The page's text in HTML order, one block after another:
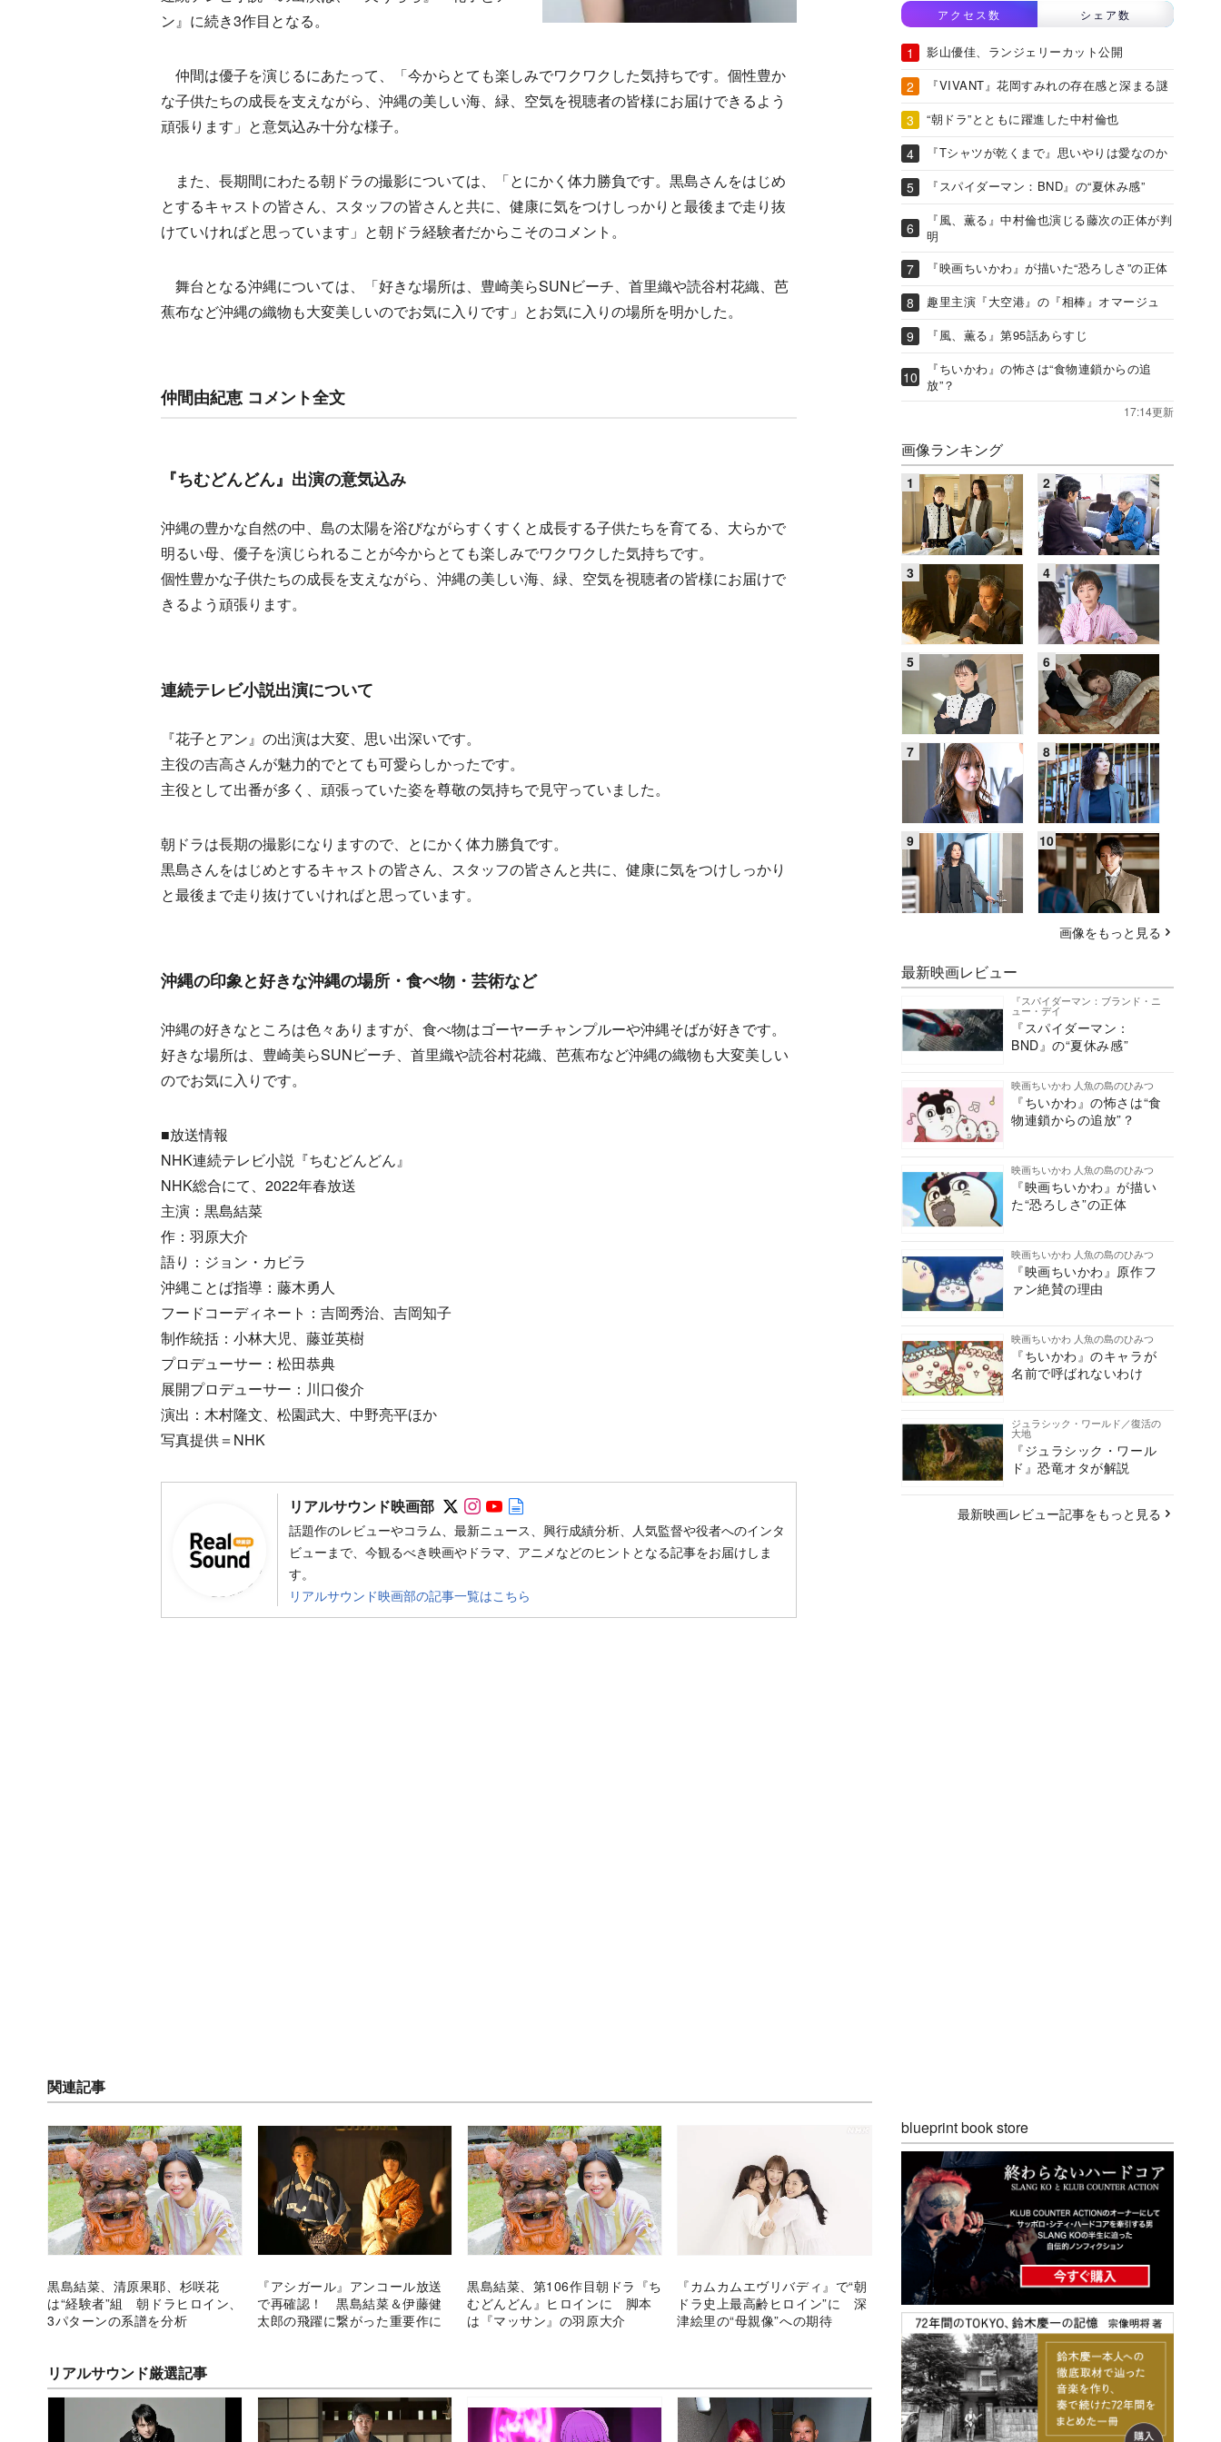
ン』に続き3作目となる。
仲間は優子を演じるにあたって、「今からとても楽しみでワクワクした気持ちです。個性豊か
な子供たちの成長を支えながら、沖縄の美しい海、緑、空気を視聴者の皆様にお届けできるよう
頑張ります」と意気込み十分な様子。
また、長期間にわたる朝ドラの撮影については、「とにかく体力勝負です。黒島さんをはじめ
とするキャストの皆さん、スタッフの皆さんと共に、健康に気をつけしっかりと最後まで走り抜
けていければと思っています」と朝ドラ経験者だからこそのコメント。
舞台となる沖縄については、「好きな場所は、豊崎美らSUNビーチ、首里織や読谷村花織、芭
蕉布など沖縄の織物も大変美しいのでお気に入りです」とお気に入りの場所を明かした。
仲間由紀恵 コメント全文
『ちむどんどん』出演の意気込み
沖縄の豊かな自然の中、島の太陽を浴びながらすくすくと成長する子供たちを育てる、大らかで
明るい母、優子を演じられることが今からとても楽しみでワクワクした気持ちです。
個性豊かな子供たちの成長を支えながら、沖縄の美しい海、緑、空気を視聴者の皆様にお届けで
きるよう頑張ります。
連続テレビ小説出演について
『花子とアン』の出演は大変、思い出深いです。
主役の吉高さんが魅力的でとても可愛らしかったです。
主役として出番が多く、頑張っていた姿を尊敬の気持ちで見守っていました。
朝ドラは長期の撮影になりますので、とにかく体力勝負です。
黒島さんをはじめとするキャストの皆さん、スタッフの皆さんと共に、健康に気をつけしっかり
と最後まで走り抜けていければと思っています。
沖縄の印象と好きな沖縄の場所・食べ物・芸術など
沖縄の好きなところは色々ありますが、食べ物はゴーヤーチャンプルーや沖縄そばが好きです。
好きな場所は、豊崎美らSUNビーチ、首里織や読谷村花織、芭蕉布など沖縄の織物も大変美しい
のでお気に入りです。
■放送情報
NHK連続テレビ小説『ちむどんどん』
NHK総合にて、2022年春放送
主演：黒島結菜
作：羽原大介
語り：ジョン・カビラ
沖縄ことば指導：藤木勇人
フードコーディネート：吉岡秀治、吉岡知子
制作統括：小林大児、藤並英樹
プロデューサー：松田恭典
展開プロデューサー：川口俊介
演出：木村隆文、松園武大、中野亮平ほか
写真提供＝NHK
リアルサウンド映画部 Follow on SNS
Follow on SNS
Follow on SNS
話題作のレビューやコラム、最新ニュース、興行成績分析、人気監督や役者へのインタ
ビューまで、今観るべき映画やドラマ、アニメなどのヒントとなる記事をお届けしま
す。
リアルサウンド映画部の記事一覧はこちら
関連記事
黒島結菜、清原果耶、杉咲花
は“経験者”組 朝ドラヒロイン、
3パターンの系譜を分析
『アシガール』アンコール放送
で再確認！ 黒島結菜＆伊藤健
太郎の飛躍に繋がった重要作に
黒島結菜、第106作目朝ドラ『ち
むどんどん』ヒロインに 脚本
は『マッサン』の羽原大介
『カムカムエヴリバディ』で“朝
ドラ史上最高齢ヒロイン”に 深
津絵里の“母親像”への期待
リアルサウンド厳選記事
アクセス数 シェア数
影山優佳、ランジェリーカット公開
『VIVANT』花岡すみれの存在感と深まる謎
“朝ドラ”とともに躍進した中村倫也
『Tシャツが乾くまで』思いやりは愛なのか
『スパイダーマン：BND』の“夏休み感”
『風、薫る』中村倫也演じる藤次の正体が判
明
『映画ちいかわ』が描いた“恐ろしさ”の正体
趣里主演『大空港』の『相棒』オマージュ
『風、薫る』第95話あらすじ
『ちいかわ』の怖さは“食物連鎖からの追
放”？
17:14更新
画像ランキング
画像をもっと見る
最新映画レビュー
『スパイダーマン：ブランド・ニ
ュー・デイ
『スパイダーマン：
BND』の“夏休み感”
映画ちいかわ 人魚の島のひみつ
『ちいかわ』の怖さは“食
物連鎖からの追放”？
映画ちいかわ 人魚の島のひみつ
『映画ちいかわ』が描い
た“恐ろしさ”の正体
映画ちいかわ 人魚の島のひみつ
『映画ちいかわ』原作フ
ァン絶賛の理由
映画ちいかわ 人魚の島のひみつ
『ちいかわ』のキャラが
名前で呼ばれないわけ
ジュラシック・ワールド／復活の
大地
『ジュラシック・ワール
ド』恐竜オタが解説
最新映画レビュー記事をもっと見る
blueprint book store